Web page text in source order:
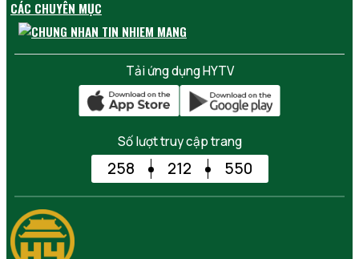
CÁC CHUYÊN MỤC
Tải ứng dụng HYTV
Số lượt truy cập trang
258 212 550